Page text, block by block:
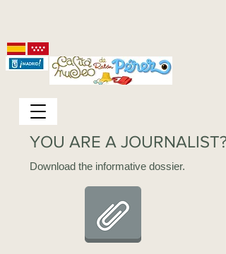
YOU ARE A JOURNALIST?
Download the informative dossier.